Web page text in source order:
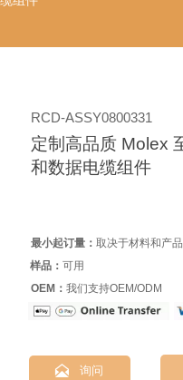
RCD-ASSY0800331
定制高品质 Molex
和数据电缆组件
最小起订量： 取决于材料和产
样品：可用
OEM： 我们支持OEM/ODM
 询问